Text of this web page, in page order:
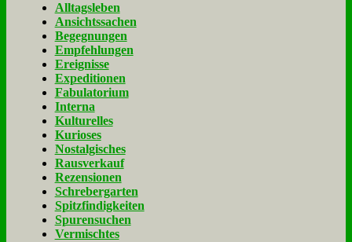
Alltagsleben
Ansichtssachen
Begegnungen
Empfehlungen
Ereignisse
Expeditionen
Fabulatorium
Interna
Kulturelles
Kurioses
Nostalgisches
Rausverkauf
Rezensionen
Schrebergarten
Spitzfindigkeiten
Spurensuchen
Vermischtes